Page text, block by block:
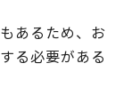
あるため、お
る必要がある